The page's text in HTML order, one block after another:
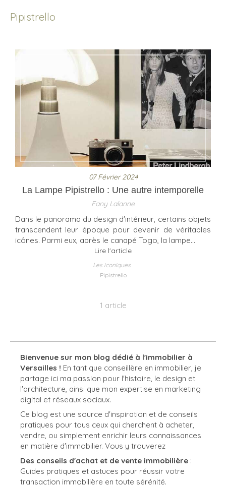
Pipistrello
07 Février 2024
La Lampe Pipistrello : Une autre intemporelle
Fany Lalanne
Dans le panorama du design d'intérieur, certains objets
transcendent leur époque pour devenir de véritables
icônes. Parmi eux, après le canapé Togo, la lampe...
Lire l'article
Les iconiques
Pipistrello
1 article
Bienvenue sur mon blog dédié à l'immobilier à
Versailles ! En tant que conseillère en immobilier, je
partage ici ma passion pour l'histoire, le design et
l'architecture, ainsi que mon expertise en marketing
digital et réseaux sociaux.
Ce blog est une source d'inspiration et de conseils
pratiques pour tous ceux qui cherchent à acheter,
vendre, ou simplement enrichir leurs connaissances
en matière d'immobilier. Vous y trouverez
Des conseils d'achat et de vente immobilière :
Guides pratiques et astuces pour réussir votre
transaction immobilière en toute sérénité.